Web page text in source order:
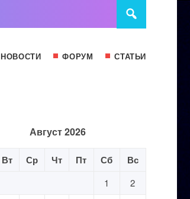
НОВОСТИ ФОРУМ СТАТЬИ
Август 2026
Вт Ср Чт Пт Сб Вс
1
2